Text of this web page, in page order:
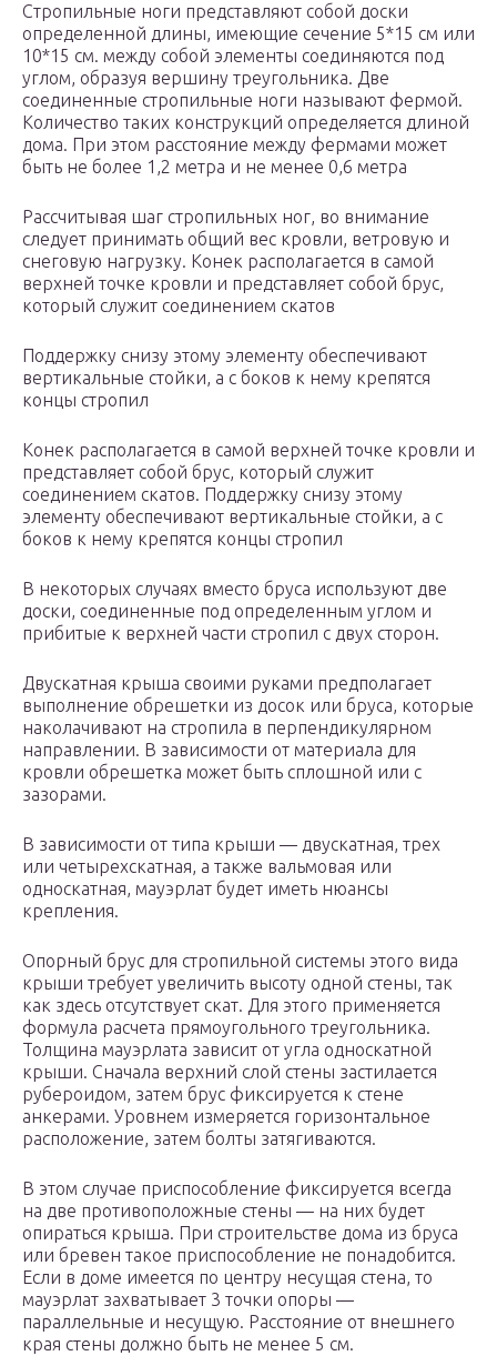
Стропильные ноги представляют собой доски
определенной длины, имеющие сечение 5*15 см или
10*15 см. между собой элементы соединяются под
углом, образуя вершину треугольника. Две
соединенные стропильные ноги называют фермой.
Количество таких конструкций определяется длиной
дома. При этом расстояние между фермами может
быть не более 1,2 метра и не менее 0,6 метра
Рассчитывая шаг стропильных ног, во внимание
следует принимать общий вес кровли, ветровую и
снеговую нагрузку. Конек располагается в самой
верхней точке кровли и представляет собой брус,
который служит соединением скатов
Поддержку снизу этому элементу обеспечивают
вертикальные стойки, а с боков к нему крепятся
концы стропил
Конек располагается в самой верхней точке кровли и
представляет собой брус, который служит
соединением скатов. Поддержку снизу этому
элементу обеспечивают вертикальные стойки, а с
боков к нему крепятся концы стропил
В некоторых случаях вместо бруса используют две
доски, соединенные под определенным углом и
прибитые к верхней части стропил с двух сторон.
Двускатная крыша своими руками предполагает
выполнение обрешетки из досок или бруса, которые
наколачивают на стропила в перпендикулярном
направлении. В зависимости от материала для
кровли обрешетка может быть сплошной или с
зазорами.
В зависимости от типа крыши — двускатная, трех
или четырехскатная, а также вальмовая или
односкатная, мауэрлат будет иметь нюансы
крепления.
Опорный брус для стропильной системы этого вида
крыши требует увеличить высоту одной стены, так
как здесь отсутствует скат. Для этого применяется
формула расчета прямоугольного треугольника.
Толщина мауэрлата зависит от угла односкатной
крыши. Сначала верхний слой стены застилается
рубероидом, затем брус фиксируется к стене
анкерами. Уровнем измеряется горизонтальное
расположение, затем болты затягиваются.
В этом случае приспособление фиксируется всегда
на две противоположные стены — на них будет
опираться крыша. При строительстве дома из бруса
или бревен такое приспособление не понадобится.
Если в доме имеется по центру несущая стена, то
мауэрлат захватывает 3 точки опоры —
параллельные и несущую. Расстояние от внешнего
края стены должно быть не менее 5 см.